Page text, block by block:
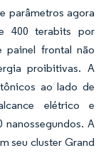
parâmetros agora
400 terabits por
painel frontal não
proibitivas. A
ao lado de
elétrico e
nanossegundos. A
seu cluster Grand